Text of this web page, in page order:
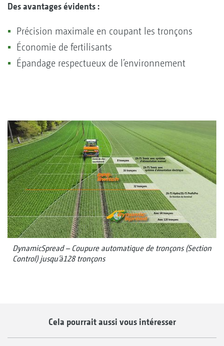
Des avantages évidents :
Précision maximale en coupant les tronçons
Économie de fertilisants
Épandage respectueux de l’environnement
DynamicSpread – Coupure automatique de tronçons (Section
Control) jusqu’à128 tronçons
Cela pourrait aussi vous intéresser